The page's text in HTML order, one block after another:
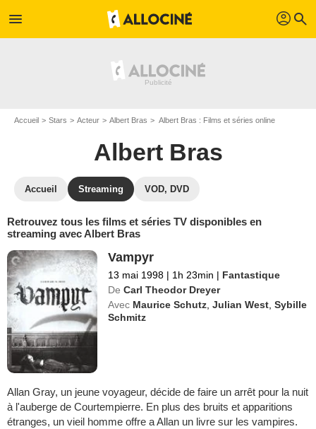
menu profil search
Accueil Stars Acteur Albert Bras Albert Bras : Films et séries online
Albert Bras
Accueil Streaming VOD, DVD
Retrouvez tous les films et séries TV disponibles en
streaming avec Albert Bras
Vampyr
13 mai 1998 | 1h 23min | Fantastique
De Carl Theodor Dreyer
Avec Maurice Schutz ,Julian West ,Sybille
Schmitz
Allan Gray, un jeune voyageur, décide de faire un arrêt pour la nuit
à l'auberge de Courtempierre. En plus des bruits et apparitions
étranges, un vieil homme offre a Allan un livre sur les vampires.